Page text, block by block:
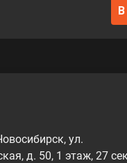
ул.
д. 50, 1 этаж, 27